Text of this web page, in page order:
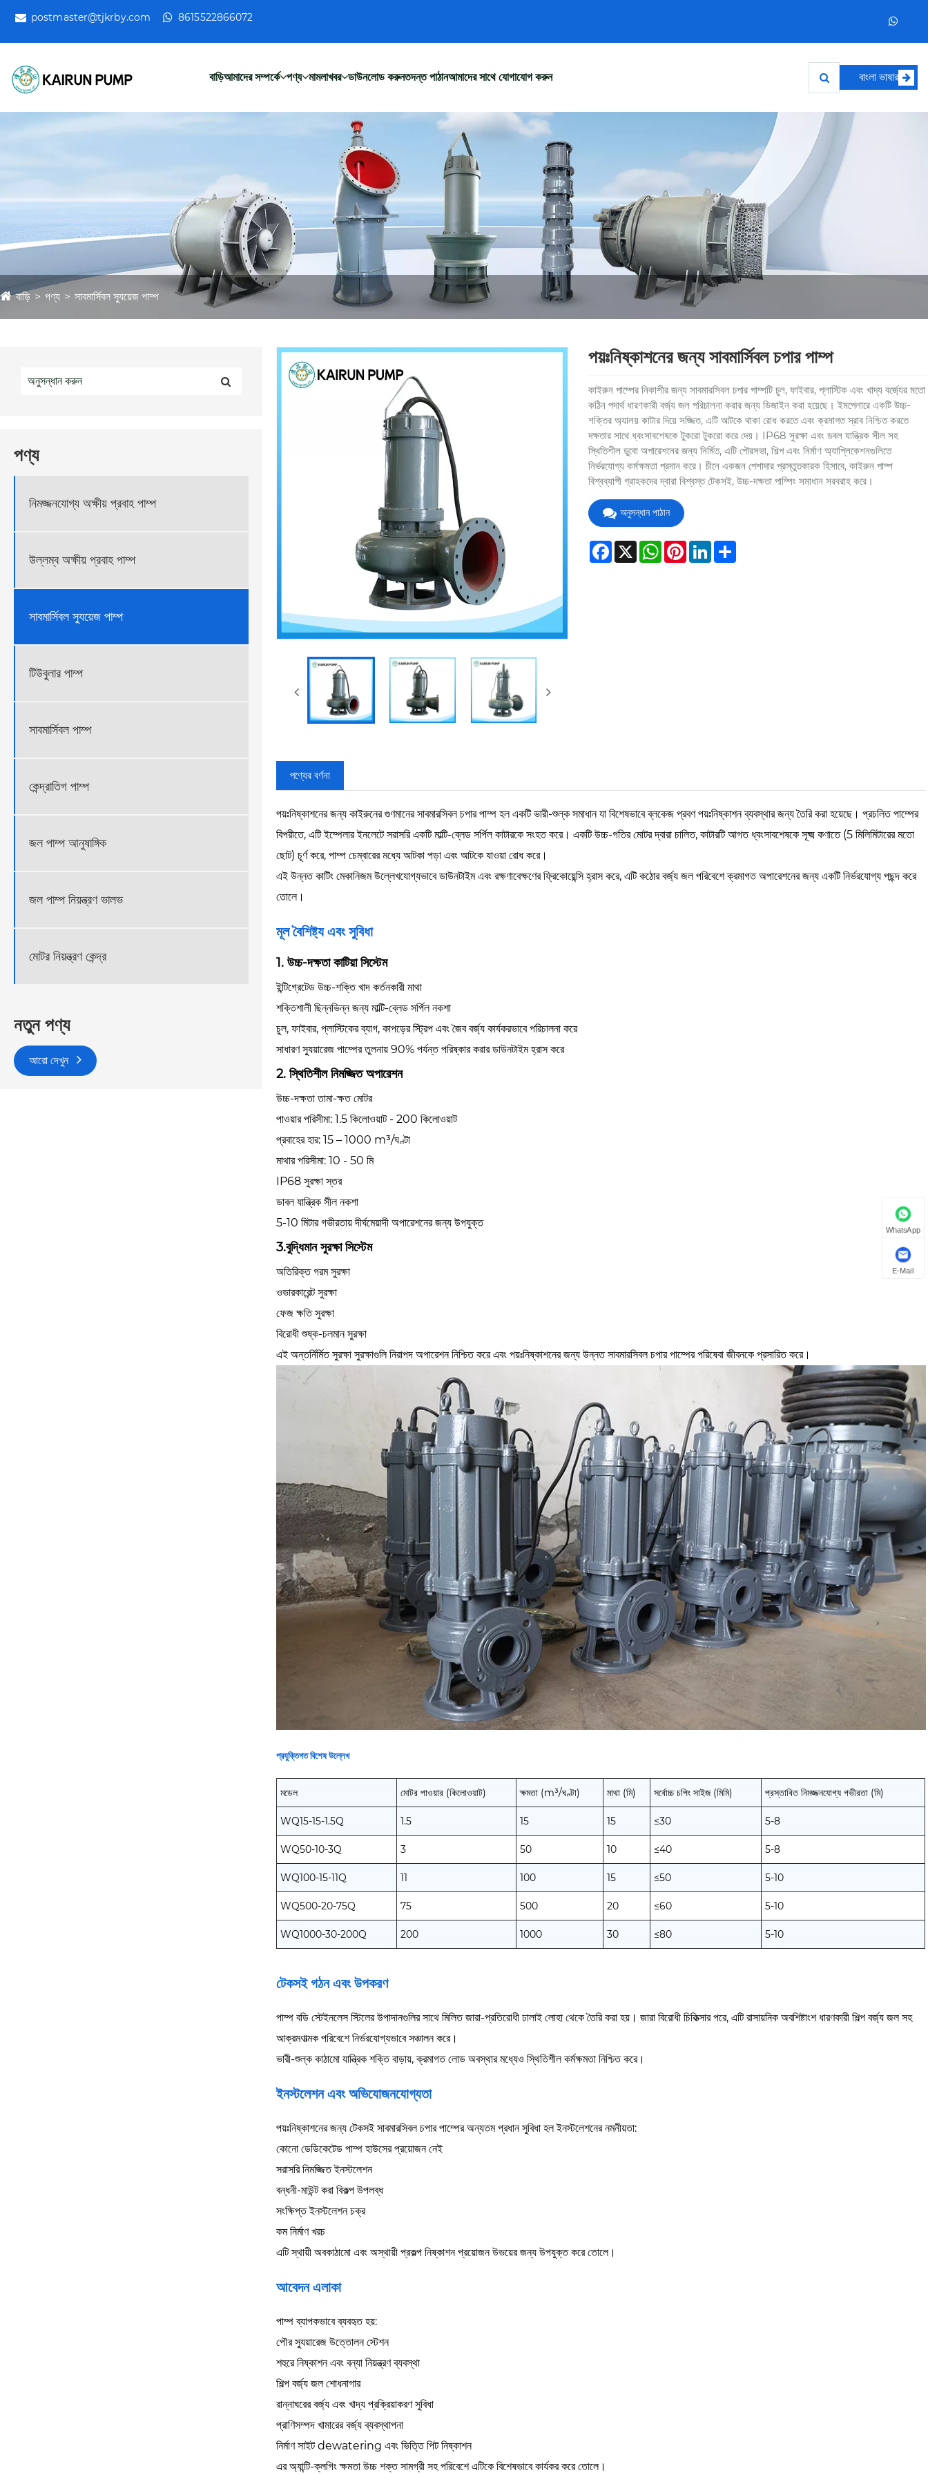
postmaster@tjkrby.com 8615522866072
বাড়িআমাদের সম্পর্কে পণ্য মামলাখবর ডাউনলোড করুনতদন্ত পাঠানআমাদের সাথে যোগাযোগ করুন বাংলা ভাষার
বাড়ি পণ্য সাবমার্সিবল স্যুয়েজ পাম্প
পণ্য
নিমজ্জনযোগ্য অক্ষীয় প্রবাহ পাম্প
উল্লম্ব অক্ষীয় প্রবাহ পাম্প
সাবমার্সিবল স্যুয়েজ পাম্প
টিউবুলার পাম্প
সাবমার্সিবল পাম্প
কেন্দ্রাতিগ পাম্প
জল পাম্প আনুষাঙ্গিক
জল পাম্প নিয়ন্ত্রণ ভালভ
মোটর নিয়ন্ত্রণ কেন্দ্র
নতুন পণ্য
আরো দেখুন
পয়ঃনিষ্কাশনের জন্য সাবমার্সিবল চপার পাম্প
কাইরুন পাম্পের নিকাশীর জন্য সাবমারসিবল চপার পাম্পটি চুল, ফাইবার, প্লাস্টিক এবং খাদ্য বর্জ্যের মতো
কঠিন পদার্থ ধারণকারী বর্জ্য জল পরিচালনা করার জন্য ডিজাইন করা হয়েছে। ইমপেলারে একটি উচ্চ-
শক্তির অ্যালয় কাটার দিয়ে সজ্জিত, এটি আটকে থাকা রোধ করতে এবং ক্রমাগত স্রাব নিশ্চিত করতে
দক্ষতার সাথে ধ্বংসাবশেষকে টুকরো টুকরো করে দেয়। IP68 সুরক্ষা এবং ডবল যান্ত্রিক সীল সহ
স্থিতিশীল ডুবো অপারেশনের জন্য নির্মিত, এটি পৌরসভা, শিল্প এবং নির্মাণ অ্যাপ্লিকেশনগুলিতে
নির্ভরযোগ্য কর্মক্ষমতা প্রদান করে। চীনে একজন পেশাদার প্রস্তুতকারক হিসাবে, কাইরুন পাম্প
বিশ্বব্যাপী গ্রাহকদের দ্বারা বিশ্বস্ত টেকসই, উচ্চ-দক্ষতা পাম্পিং সমাধান সরবরাহ করে।
অনুসন্ধান পাঠান
Facebook
X WhatsApp
PinterestLinkedIn
Share
পণ্যের বর্ণনা
পয়ঃনিষ্কাশনের জন্য কাইরুনের গুণমানের সাবমারসিবল চপার পাম্প হল একটি ভারী-শুল্ক সমাধান যা বিশেষভাবে ব্লকেজ প্রবণ পয়ঃনিষ্কাশন ব্যবস্থার জন্য তৈরি করা হয়েছে। প্রচলিত পাম্পের
বিপরীতে, এটি ইম্পেলার ইনলেটে সরাসরি একটি মাল্টি-ব্লেড সর্পিল কাটারকে সংহত করে। একটি উচ্চ-গতির মোটর দ্বারা চালিত, কাটারটি আগত ধ্বংসাবশেষকে সূক্ষ্ম কণাতে (5 মিলিমিটারের মতো
ছোট) চূর্ণ করে, পাম্প চেম্বারের মধ্যে আটকা পড়া এবং আটকে যাওয়া রোধ করে।
এই উন্নত কাটিং মেকানিজম উল্লেখযোগ্যভাবে ডাউনটাইম এবং রক্ষণাবেক্ষণের ফ্রিকোয়েন্সি হ্রাস করে, এটি কঠোর বর্জ্য জল পরিবেশে ক্রমাগত অপারেশনের জন্য একটি নির্ভরযোগ্য পছন্দ করে
তোলে।
মূল বৈশিষ্ট্য এবং সুবিধা
1. উচ্চ-দক্ষতা কাটিয়া সিস্টেম
ইন্টিগ্রেটেড উচ্চ-শক্তি খাদ কর্তনকারী মাথা
শক্তিশালী ছিন্নভিন্ন জন্য মাল্টি-ব্লেড সর্পিল নকশা
চুল, ফাইবার, প্লাস্টিকের ব্যাগ, কাপড়ের স্ট্রিপ এবং জৈব বর্জ্য কার্যকরভাবে পরিচালনা করে
সাধারণ স্যুয়ারেজ পাম্পের তুলনায় 90% পর্যন্ত পরিষ্কার করার ডাউনটাইম হ্রাস করে
2. স্থিতিশীল নিমজ্জিত অপারেশন
উচ্চ-দক্ষতা তামা-ক্ষত মোটর
পাওয়ার পরিসীমা: 1.5 কিলোওয়াট - 200 কিলোওয়াট
প্রবাহের হার: 15 – 1000 m³/ঘণ্টা
মাথার পরিসীমা: 10 - 50 মি
IP68 সুরক্ষা স্তর
ডাবল যান্ত্রিক সীল নকশা
5-10 মিটার গভীরতায় দীর্ঘমেয়াদী অপারেশনের জন্য উপযুক্ত
3.বুদ্ধিমান সুরক্ষা সিস্টেম
অতিরিক্ত গরম সুরক্ষা
ওভারকারেন্ট সুরক্ষা
ফেজ ক্ষতি সুরক্ষা
বিরোধী শুষ্ক-চলমান সুরক্ষা
এই অন্তর্নির্মিত সুরক্ষা সুরক্ষাগুলি নিরাপদ অপারেশন নিশ্চিত করে এবং পয়ঃনিষ্কাশনের জন্য উন্নত সাবমারসিবল চপার পাম্পের পরিষেবা জীবনকে প্রসারিত করে।
প্রযুক্তিগত বিশেষ উল্লেখ
মডেল মোটর পাওয়ার (কিলোওয়াট) ক্ষমতা (m³/ঘণ্টা) মাথা (মি) সর্বোচ্চ চপিং সাইজ (মিমি) প্রস্তাবিত নিমজ্জনযোগ্য গভীরতা (মি)
WQ15-15-1.5Q 1.5 15 15 ≤30 5-8
WQ50-10-3Q 3 50 10 ≤40 5-8
WQ100-15-11Q 11 100 15 ≤50 5-10
WQ500-20-75Q 75 500 20 ≤60 5-10
WQ1000-30-200Q 200 1000 30 ≤80 5-10
টেকসই গঠন এবং উপকরণ
পাম্প বডি স্টেইনলেস স্টিলের উপাদানগুলির সাথে মিলিত জারা-প্রতিরোধী ঢালাই লোহা থেকে তৈরি করা হয়। জারা বিরোধী চিকিত্সার পরে, এটি রাসায়নিক অবশিষ্টাংশ ধারণকারী শিল্প বর্জ্য জল সহ
আক্রমণাত্মক পরিবেশে নির্ভরযোগ্যভাবে সঞ্চালন করে।
ভারী-শুল্ক কাঠামো যান্ত্রিক শক্তি বাড়ায়, ক্রমাগত লোড অবস্থার মধ্যেও স্থিতিশীল কর্মক্ষমতা নিশ্চিত করে।
ইনস্টলেশন এবং অভিযোজনযোগ্যতা
পয়ঃনিষ্কাশনের জন্য টেকসই সাবমারসিবল চপার পাম্পের অন্যতম প্রধান সুবিধা হল ইনস্টলেশনের নমনীয়তা:
কোনো ডেডিকেটেড পাম্প হাউসের প্রয়োজন নেই
সরাসরি নিমজ্জিত ইনস্টলেশন
বন্ধনী-মাউন্ট করা বিকল্প উপলব্ধ
সংক্ষিপ্ত ইনস্টলেশন চক্র
কম নির্মাণ খরচ
এটি স্থায়ী অবকাঠামো এবং অস্থায়ী প্রকল্প নিষ্কাশন প্রয়োজন উভয়ের জন্য উপযুক্ত করে তোলে।
আবেদন এলাকা
পাম্প ব্যাপকভাবে ব্যবহৃত হয়:
পৌর স্যুয়ারেজ উত্তোলন স্টেশন
শহুরে নিষ্কাশন এবং বন্যা নিয়ন্ত্রণ ব্যবস্থা
শিল্প বর্জ্য জল শোধনাগার
রান্নাঘরের বর্জ্য এবং খাদ্য প্রক্রিয়াকরণ সুবিধা
প্রাণিসম্পদ খামারের বর্জ্য ব্যবস্থাপনা
নির্মাণ সাইট dewatering এবং ভিত্তি পিট নিষ্কাশন
এর অ্যান্টি-ক্লগিং ক্ষমতা উচ্চ শক্ত সামগ্রী সহ পরিবেশে এটিকে বিশেষভাবে কার্যকর করে তোলে।
WhatsApp
E-Mail